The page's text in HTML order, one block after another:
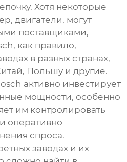
Хотя некоторые
двигатели, могут
поставщиками,
как правило,
в разных странах,
Польшу и другие.
активно инвестирует
мощности, особенно
им контролировать
оперативно
спроса.
заводах и их